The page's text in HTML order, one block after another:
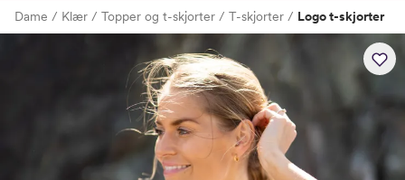
Lagt i kurven, utmerket valg! Til kassen
Dame Klær Topper og t-skjorter T-skjorter Logo t-skjorter